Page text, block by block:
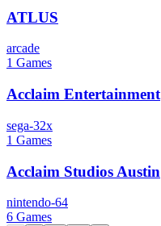
ATLUS
arcade
1 Games
Acclaim Entertainment
sega-32x
1 Games
Acclaim Studios Austin
nintendo-64
6 Games